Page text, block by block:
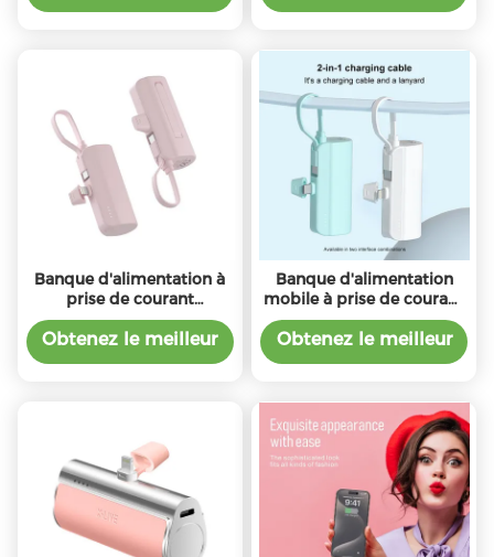
Banque d'alimentation à
prise de courant
personnalisée 5V / 2A
pour une charge en
Obtenez le meilleur
Banque d'alimentation
mobile à prise de courant
légère 10000mah avec
compatibilité universelle
Obtenez le meilleur